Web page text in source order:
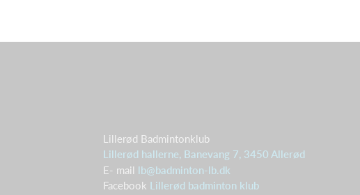
Lillerød Badmintonklub
Lillerød hallerne, Banevang 7, 3450 Allerød
E- mail lb@badminton-lb.dk
Facebook Lillerød badminton klub